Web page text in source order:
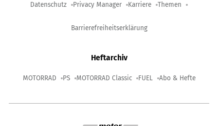
Datenschutz Privacy Manager Karriere Themen
Barrierefreiheitserklärung
Heftarchiv
MOTORRAD PS MOTORRAD Classic FUEL Abo & Hefte